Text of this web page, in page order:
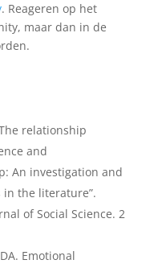
. Reageren op het
maar dan in de
relationship
and
An investigation and
in the literature”.
of Social Science. 2
Emotional